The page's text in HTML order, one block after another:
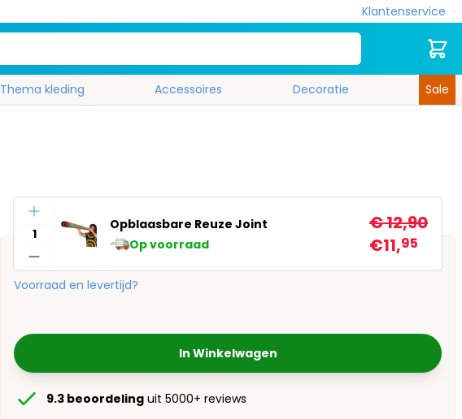
Klantenservice
Zoek Cart
Thema kleding Accessoires Decoratie
Sale
Aantal
Opblaasbare Reuze Joint
Op voorraad
€ 12,90
€11,95
Voorraad en levertijd?
In Winkelwagen
9.3 beoordeling uit 5000+ reviews